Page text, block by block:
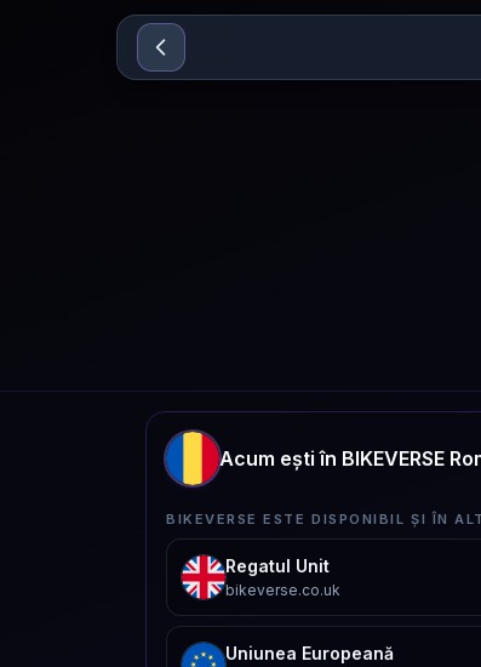
Sari la conținut
Acum ești în BIKEVERSE
BIKEVERSE ESTE DISPONIBIL ȘI ÎN
Regatul Unit
bikeverse.co.uk
Uniunea Europeană